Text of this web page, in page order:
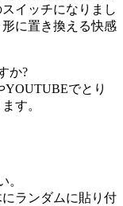
イッチになりまし
に置き換える快感
か?
でとり
す。
。
ランダムに貼り付